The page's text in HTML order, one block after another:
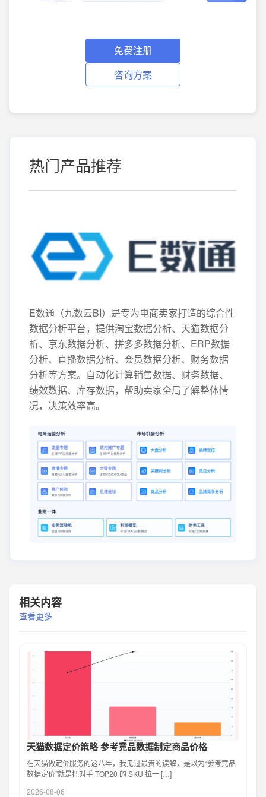
免费注册
咨询方案
热门产品推荐
E数通（九数云BI）是专为电商卖家打造的综合性
数据分析平台，提供淘宝数据分析、天猫数据分
析、京东数据分析、拼多多数据分析、ERP数据
分析、直播数据分析、会员数据分析、财务数据
分析等方案。自动化计算销售数据、财务数据、
绩效数据、库存数据，帮助卖家全局了解整体情
况，决策效率高。
相关内容
查看更多
天猫数据定价策略 参考竞品数据制定商品价格
在天猫做定价服务的这八年，我见过最贵的误解，是以为“参考竞品
数据定价”就是把对手 TOP20 的 SKU 拉一 […]
2026-08-06